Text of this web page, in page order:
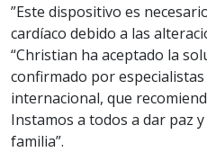
”Este dispositivo es
cardíaco debido a las
“Christian ha aceptado la
confirmado por
internacional, que
Instamos a todos a dar paz
familia”.